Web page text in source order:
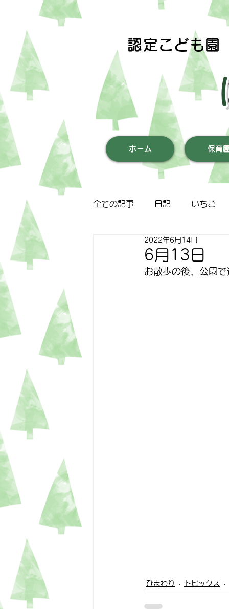
認定こども園
ホーム 保育
全ての記事 日記 いちご
すずらん ゆり
6月13日
2022年6月14日
お散歩の後、公園
ひまわり トピックス